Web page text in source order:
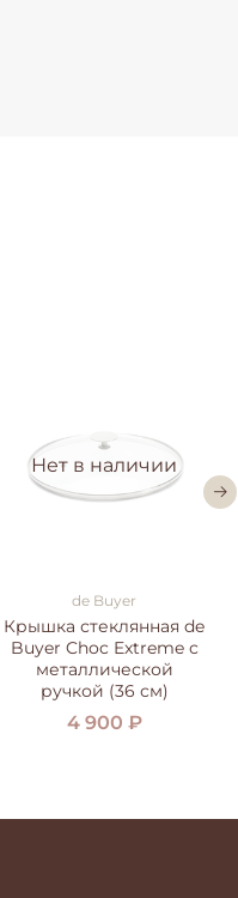
Нет в наличии
de Buyer
Крышка стеклянная de
Buyer Choc Extreme с
металлической
ручкой (36 см)
4 900 ₽